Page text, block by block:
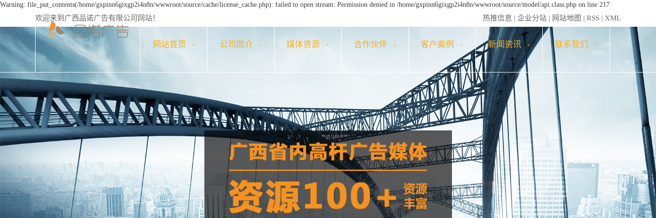
Warning: file_put_contents(/home/gxpinn6gixgp2i4n8n/wwwroot/source/cache/license_cache.php): failed to open stream: Permission denied in /home/gxpinn6gixgp2i4n8n/wwwroot/source/model/api.class.php on line 217
欢迎来到广西品诺广告有限公司网站！ 热推信息 | 企业分站 | 网站地图 | RSS | XML
网站首页 + 公司简介 + 媒体资源 + 合作伙伴 + 客户案例 + 新闻资讯 + 联系我们 +